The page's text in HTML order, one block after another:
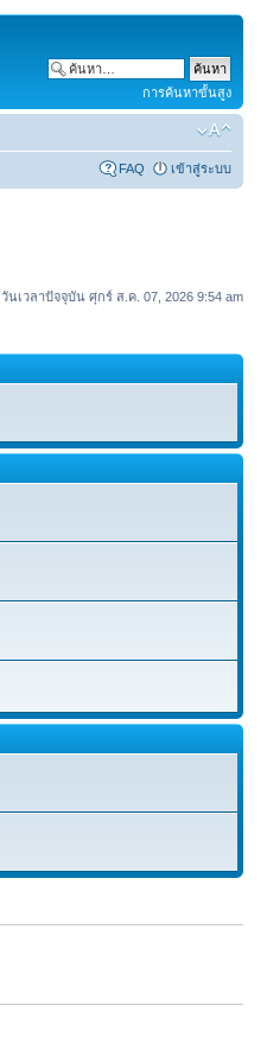
การค้นหาขั้นสูง
FAQ เข้าสู่ระบบ
วันเวลาปัจจุบัน ศุกร์ ส.ค. 07, 2026 9:54 am